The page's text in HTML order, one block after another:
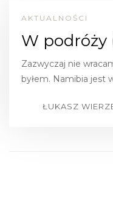
AKTUALNOŚCI
W podróży
Zazwyczaj nie
byłem. Namibia jest
ŁUKASZ